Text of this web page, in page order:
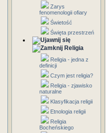
Zarys
fenomenologii ofiary
Świetość
Święta przestrzeń
Religia
Religia - jedna z
definicji
Czym jest religia?
Religia - zjawisko
naturalne
Klasyfikacja religii
Etnologia religii
Religia
Bocheńskiego